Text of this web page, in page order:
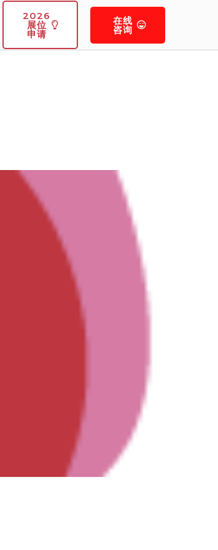
2026
展位
申请
在线
咨询